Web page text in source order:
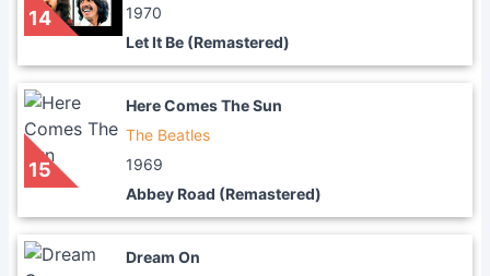
14
1970
Let It Be (Remastered)
15
Here Comes The Sun
The Beatles
1969
Abbey Road (Remastered)
Dream On